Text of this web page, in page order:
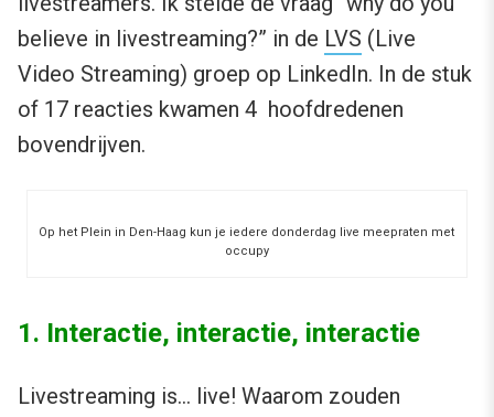
believe in livestreaming?” in de LVS (Live
Video Streaming) groep op LinkedIn. In de stuk
of 17 reacties kwamen 4 hoofdredenen
bovendrijven.
Op het Plein in Den-Haag kun je iedere donderdag live meepraten met
occupy
1. Interactie, interactie, interactie
Livestreaming is… live! Waarom zouden